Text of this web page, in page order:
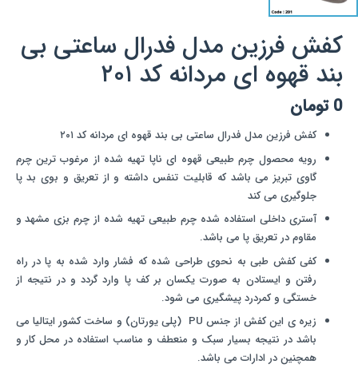
کفش فرزین مدل فدرال ساعتی بی
بند قهوه ای مردانه کد ۲۰۱
0 تومان
کفش فرزین مدل فدرال ساعتی بی بند قهوه ای مردانه کد ۲۰۱
رویه محصول چرم طبیعی قهوه ای ناپا تهیه شده از مرغوب ترین چرم
گاوی تبریز می باشد که قابلیت تنفس داشته و از تعریق و بوی بد پا
جلوگیری می کند
آستری داخلی استفاده شده چرم طبیعی تهیه شده از چرم بزی مشهد و
مقاوم در تعریق پا می باشد.
کفی کفش طبی به نحوی طراحی شده که فشار وارد شده به پا در راه
رفتن و ایستادن به صورت یکسان بر کف پا وارد گردد و در نتیجه از
خستگی و کمردرد پیشگیری می شود.
زیره ی این کفش از جنس PU (پلی یورتان) و ساخت کشور ایتالیا می
باشد در نتیجه بسیار سبک و منعطف و مناسب استفاده در محل کار و
همچنین در ادارات می باشد.